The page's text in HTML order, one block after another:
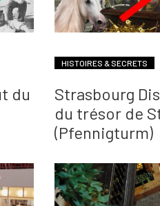
du
HISTOIRES & SECRETS
Strasbourg
du trésor de
(Pfennigturm)